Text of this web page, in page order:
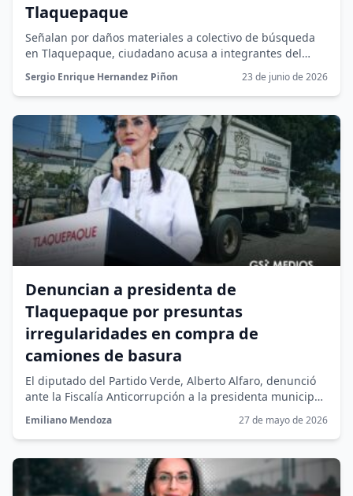
Tlaquepaque
Señalan por daños materiales a colectivo de búsqueda
en Tlaquepaque, ciudadano acusa a integrantes del
colectivo "Fundación Entre Cielo y...
Sergio Enrique Hernandez Piñon 23 de junio de 2026
Denuncian a presidenta de
Tlaquepaque por presuntas
irregularidades en compra de
camiones de basura
El diputado del Partido Verde, Alberto Alfaro, denunció
ante la Fiscalía Anticorrupción a la presidenta municipal
de San Pedro Tlaquepaque,...
Emiliano Mendoza 27 de mayo de 2026